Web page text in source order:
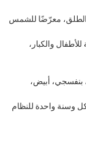
الطلق، معرّضًا للشمس
للأطفال والكبار،
بنفسجي، أبيض،
وسنة واحدة للنظام